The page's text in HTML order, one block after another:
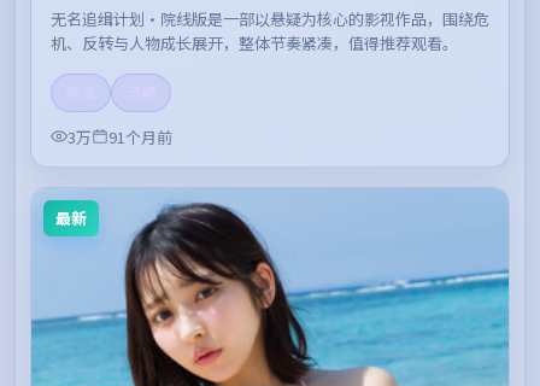
无名追缉计划·院线版是一部以悬疑为核心的影视作品，围绕危
机、反转与人物成长展开，整体节奏紧凑，值得推荐观看。
3万
91个月前
最新